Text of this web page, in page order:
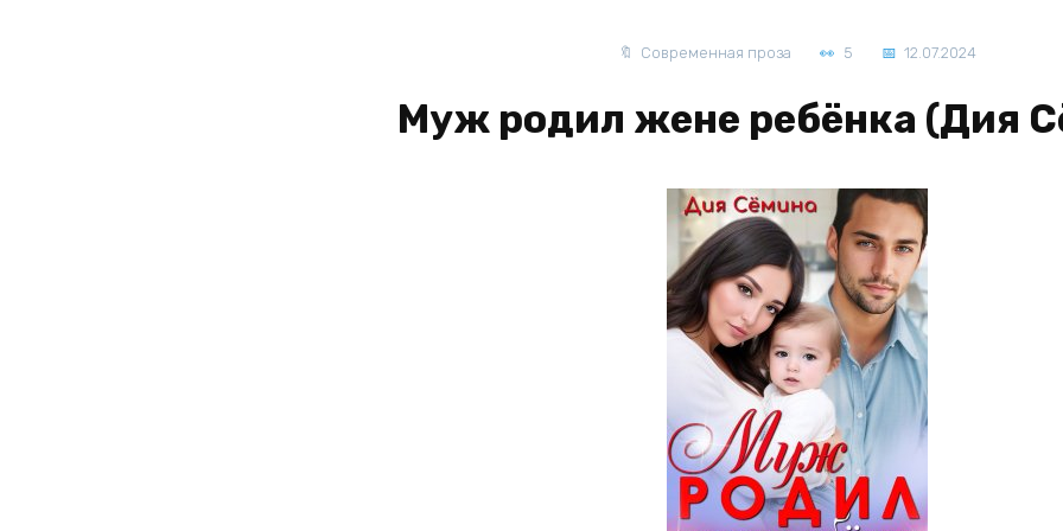
Современная проза 5 12.07.2024
Муж родил жене ребёнка (Дия